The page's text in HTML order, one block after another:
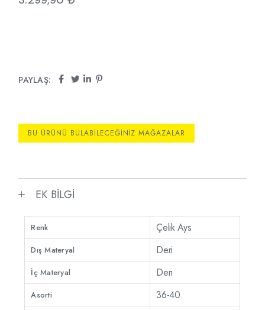
PAYLAŞ:
BU ÜRÜNÜ BULABILECEĞINIZ MAĞAZALAR
EK BILGI
Renk Çelik Ays
Dış Materyal Deri
İç Materyal Deri
Asorti 36-40